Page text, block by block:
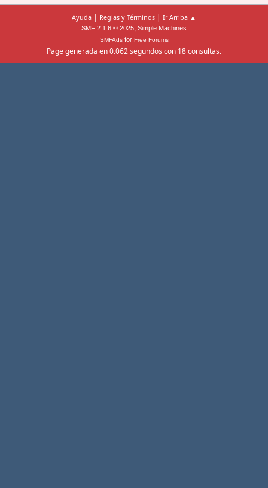
Ayuda | Reglas y Términos | Ir Arriba ▲
SMF 2.1.6 © 2025, Simple Machines
SMFAdsfor Free Forums
Page generada en 0.062 segundos con 18 consultas.